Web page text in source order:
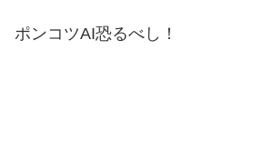
ポンコツAI恐るべし！